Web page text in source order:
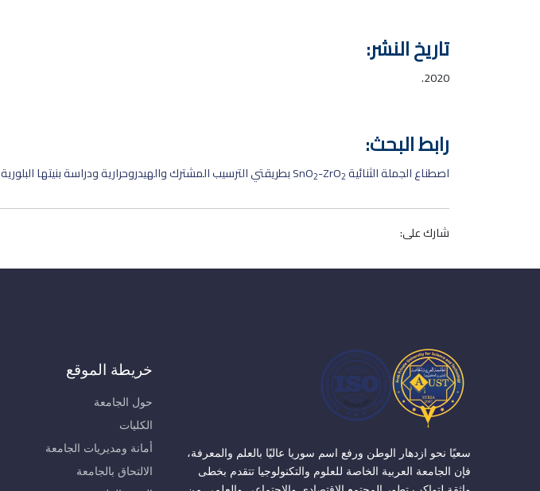
تاريخ النشر:
2020.
رابط البحث:
اصطناع الجملة الثنائية SnO 2-ZrO2 بطريقتي الترسيب المشترك والهيدروحرارية ودراسة بنيتها البلورية
شارك على:
سعيًا نحو ازدهار الوطن ورفع اسم سوريا عاليًا بالعلم والمعرفة،
فإن الجامعة العربية الخاصة للعلوم والتكنولوجيا تتقدم بخطى
خريطة الموقع
حول الجامعة
الكليات
أمانة ومديريات الجامعة
الالتحاق بالجامعة